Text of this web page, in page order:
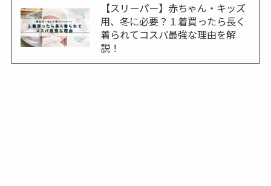
【スリーパー】赤ちゃん・キッズ
用、冬に必要？１着買ったら長く
着られてコスパ最強な理由を解
説！